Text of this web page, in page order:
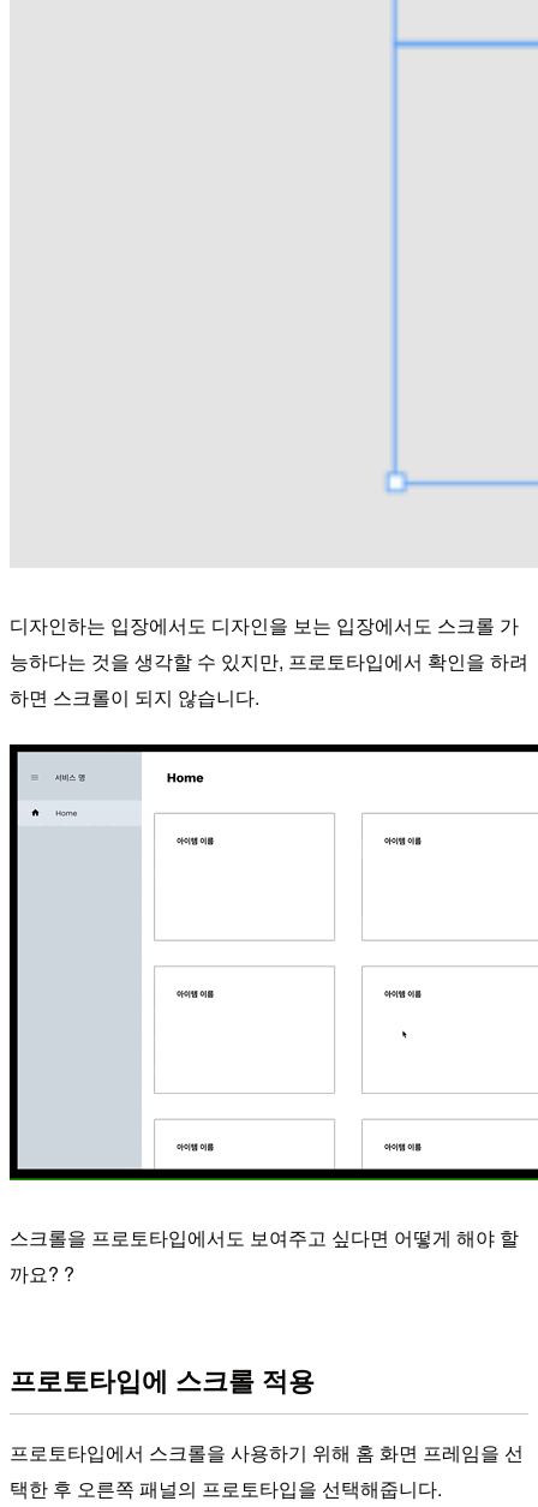
디자인하는 입장에서도 디자인을 보는 입장에서도 스크롤 가
능하다는 것을 생각할 수 있지만, 프로토타입에서 확인을 하려
하면 스크롤이 되지 않습니다.
스크롤을 프로토타입에서도 보여주고 싶다면 어떻게 해야 할
까요? ?
프로토타입에 스크롤 적용
프로토타입에서 스크롤을 사용하기 위해 홈 화면 프레임을 선
택한 후 오른쪽 패널의 프로토타입을 선택해줍니다.